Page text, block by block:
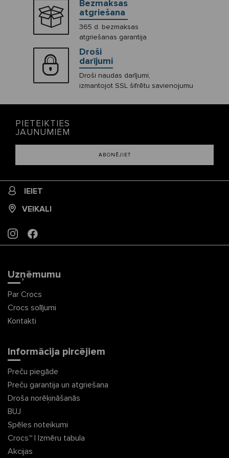
Bezmaksas
atgriešana
365 d. bezmaksas
atgriešanas garantija
Droši
darījumi
Droši naudas darījumi,
izmantojot SSL šifrētu savienojumu
PIETEIKTIES
JAUNUMIEM
ABONĒJIET
IEIET
VEIKALI
INSTAGRAM
FACEBOOK
Uzņēmumu
Par Crocs
Crocs solījumi
Kontakti
Informācija pircējiem
Preču piegāde
Preču garantija un atgriešana
Droša norēķināšanās
BUJ
Spēles noteikumi
Crocs™ | Izmēru tabula
Akcijas